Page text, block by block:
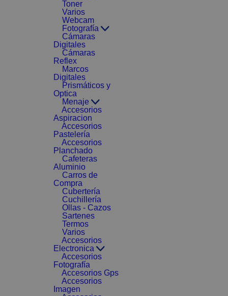
Toner
Varios
Webcam
Fotografía
Cámaras
Digitales
Cámaras
Reflex
Marcos
Digitales
Prismáticos y
Optica
Menaje
Accesorios
Aspiracion
Accesorios
Pastelería
Accesorios
Planchado
Cafeteras
Aluminio
Carros de
Compra
Cubertería
Cuchillería
Ollas - Cazos
Sartenes
Termos
Varios
Accesorios
Electronica
Accesorios
Fotografía
Accesorios Gps
Accesorios
Imagen